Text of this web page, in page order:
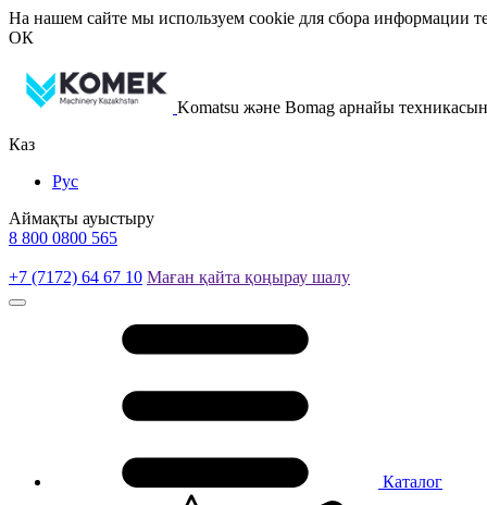
На нашем сайте мы используем cookie для сбора информации
ОК
Komatsu және Bomag арнайы
Каз
Рус
Аймақты ауыстыру
8 800 0800 565
+7 (7172) 64 67 10 Маған қайта қоңырау шалу
Каталог